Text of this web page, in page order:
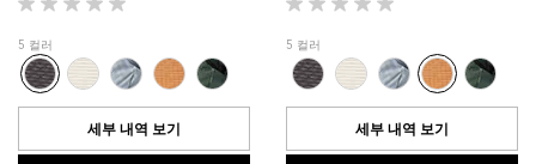
별
5
개
중
0.0
입
5 컬러
세부 내역 보기
별
5
개
중
0.0
입
5 컬러
세부 내역 보기